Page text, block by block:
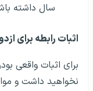
سال داشته
اثبات رابطه برای
برای اثبات واقعی
نخواهید داشت و